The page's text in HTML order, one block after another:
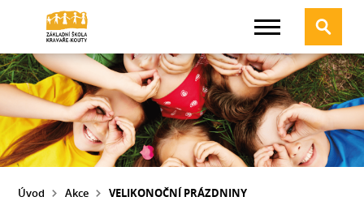
Úvod Akce VELIKONOČNÍ PRÁZDNINY